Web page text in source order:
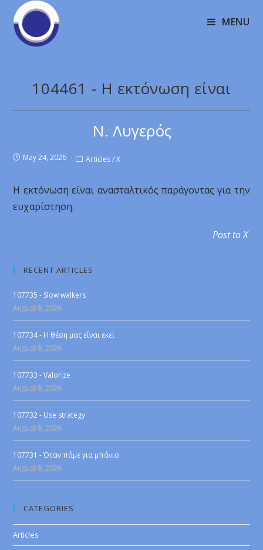
MENU
104461 - Η εκτόνωση είναι
Ν. Λυγερός
May 24, 2026 Articles / X
Η εκτόνωση είναι ανασταλτικός παράγοντας για την
ευχαρίστηση.
Post to X
RECENT ARTICLES
107735 - Slow walkers
August 9, 2026
107734 - Η θέση μας είναι εκεί
August 9, 2026
107733 - Valorize
August 9, 2026
107732 - Use strategy
August 9, 2026
107731 - Όταν πάμε για μπάνιο
August 9, 2026
CATEGORIES
Articles